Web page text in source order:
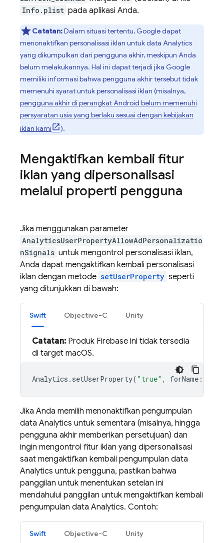
Info.plist pada aplikasi Anda.
Catatan:Dalam situasi tertentu, Google dapat
menonaktifkan personalisasi iklan untuk data Analytics
yang dikumpulkan dari pengguna akhir, meskipun Anda
belum melakukannya. Hal ini dapat terjadi jika Google
memiliki informasi bahwa pengguna akhir tersebut tidak
memenuhi syarat untuk personalisasi iklan (misalnya,
pengguna akhir di perangkat Android belum memenuhi
persyaratan usia yang berlaku sesuai dengan kebijakan
iklan kami
).
Mengaktifkan kembali fitur
iklan yang dipersonalisasi
melalui properti pengguna
Jika menggunakan parameter
AnalyticsUserPropertyAllowAdPersonalizatio
nSignals untuk mengontrol personalisasi iklan,
Anda dapat mengaktifkan kembali personalisasi
iklan dengan metode setUserProperty seperti
yang ditunjukkan di bawah:
Swift Objective-C Unity
Catatan: Produk Firebase ini tidak tersedia
di target macOS.
Analytics . setUserProperty( "true" , forName :
Jika Anda memilih menonaktifkan pengumpulan
data Analytics untuk sementara (misalnya, hingga
pengguna akhir memberikan persetujuan) dan
ingin mengontrol fitur iklan yang dipersonalisasi
saat mengaktifkan kembali pengumpulan data
Analytics untuk pengguna, pastikan bahwa
panggilan untuk menentukan setelan ini
mendahului panggilan untuk mengaktifkan kembali
pengumpulan data Analytics. Contoh:
Swift Objective-C Unity